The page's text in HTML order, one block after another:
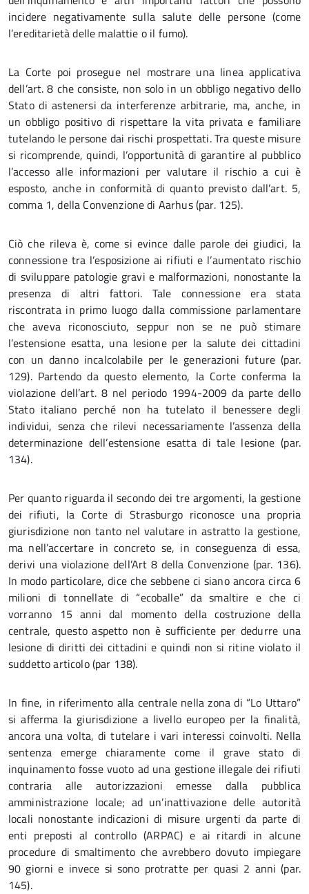
incidere negativamente sulla salute delle persone (come
l’ereditarietà delle malattie o il fumo).
La Corte poi prosegue nel mostrare una linea applicativa
dell’art. 8 che consiste, non solo in un obbligo negativo dello
Stato di astenersi da interferenze arbitrarie, ma, anche, in
un obbligo positivo di rispettare la vita privata e familiare
tutelando le persone dai rischi prospettati. Tra queste misure
si ricomprende, quindi, l’opportunità di garantire al pubblico
l’accesso alle informazioni per valutare il rischio a cui è
esposto, anche in conformità di quanto previsto dall’art. 5,
comma 1, della Convenzione di Aarhus (par. 125).
Ciò che rileva è, come si evince dalle parole dei giudici, la
connessione tra l’esposizione ai rifiuti e l’aumentato rischio
di sviluppare patologie gravi e malformazioni, nonostante la
presenza di altri fattori. Tale connessione era stata
riscontrata in primo luogo dalla commissione parlamentare
che aveva riconosciuto, seppur non se ne può stimare
l’estensione esatta, una lesione per la salute dei cittadini
con un danno incalcolabile per le generazioni future (par.
129). Partendo da questo elemento, la Corte conferma la
violazione dell’art. 8 nel periodo 1994-2009 da parte dello
Stato italiano perché non ha tutelato il benessere degli
individui, senza che rilevi necessariamente l’assenza della
determinazione dell’estensione esatta di tale lesione (par.
134).
Per quanto riguarda il secondo dei tre argomenti, la gestione
dei rifiuti, la Corte di Strasburgo riconosce una propria
giurisdizione non tanto nel valutare in astratto la gestione,
ma nell’accertare in concreto se, in conseguenza di essa,
derivi una violazione dell’Art 8 della Convenzione (par. 136).
In modo particolare, dice che sebbene ci siano ancora circa 6
milioni di tonnellate di “ecoballe” da smaltire e che ci
vorranno 15 anni dal momento della costruzione della
centrale, questo aspetto non è sufficiente per dedurre una
lesione di diritti dei cittadini e quindi non si ritine violato il
suddetto articolo (par 138).
In fine, in riferimento alla centrale nella zona di “Lo Uttaro”
si afferma la giurisdizione a livello europeo per la finalità,
ancora una volta, di tutelare i vari interessi coinvolti. Nella
sentenza emerge chiaramente come il grave stato di
inquinamento fosse vuoto ad una gestione illegale dei rifiuti
contraria alle autorizzazioni emesse dalla pubblica
amministrazione locale; ad un’inattivazione delle autorità
locali nonostante indicazioni di misure urgenti da parte di
enti preposti al controllo (ARPAC) e ai ritardi in alcune
procedure di smaltimento che avrebbero dovuto impiegare
90 giorni e invece si sono protratte per quasi 2 anni (par.
145).